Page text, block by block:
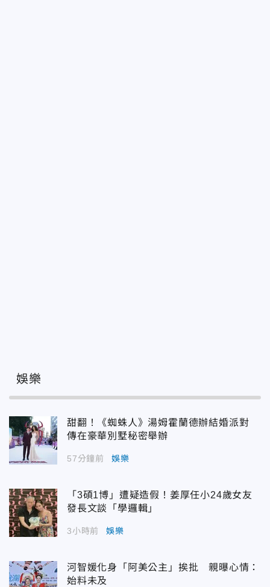
娛樂
甜翻！《蜘蛛人》湯姆霍蘭德辦結婚派對
傳在豪華別墅秘密舉辦
57分鐘前 娛樂
「3碩1博」遭疑造假！姜厚任小24歲女友
發長文談「學邏輯」
3小時前 娛樂
河智媛化身「阿美公主」挨批 親曝心情：
始料未及